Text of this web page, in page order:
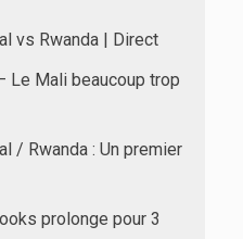
vs Rwanda | Direct
Le Mali beaucoup trop
/ Rwanda : Un premier
prolonge pour 3